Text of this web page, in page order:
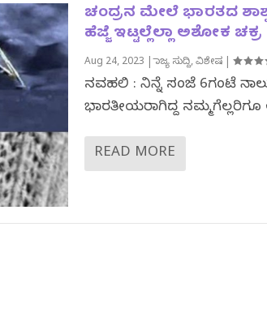
ಚಂದ್ರನ ಮೇಲೆ ಭಾರತದ
ಹೆಜ್ಜೆ ಇಟ್ಟಲ್ಲೆಲ್ಲಾ ಅಶೋಕ ಚಕ್ರ
Aug 24, 2023 |ರಾಜ್ಯ ಸುದ್ದಿ,ವಿಶೇಷ|
ನವದೆಹಲಿ : ನಿನ್ನೆ ಸಂಜೆ 6ಗಂಟೆ
ಭಾರತೀಯರಾಗಿದ್ದ
READ MORE